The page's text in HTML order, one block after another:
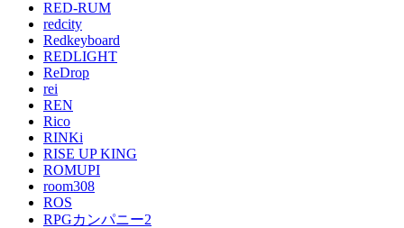
RED-RUM
redcity
Redkeyboard
REDLIGHT
ReDrop
rei
REN
Rico
RINKi
RISE UP KING
ROMUPI
room308
ROS
RPGカンパニー2